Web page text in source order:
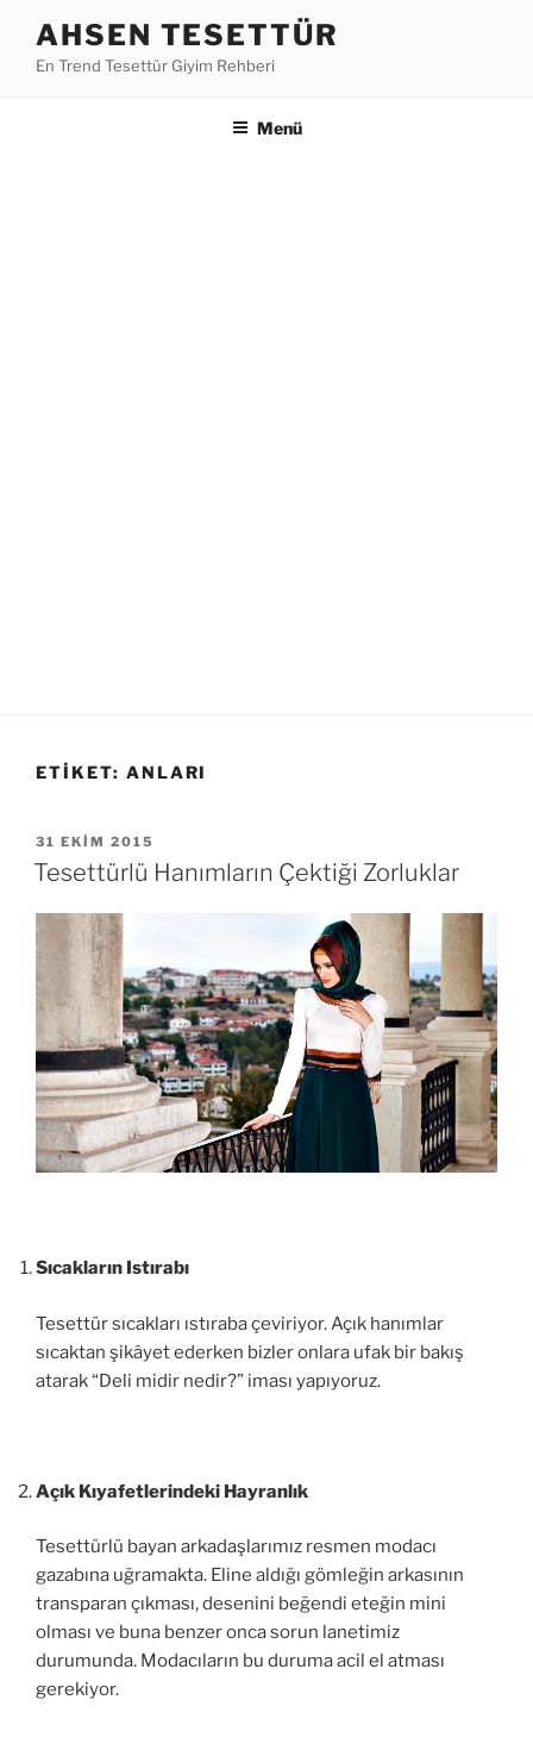
AHSEN TESETTÜR
En Trend Tesettür Giyim Rehberi
Menü
ETIKET: ANLARI
YAYIM
TARIHI
31 EKIM 2015
Tesettürlü Hanımların Çektiği Zorluklar
Sıcakların Istırabı
Tesettür sıcakları ıstıraba çeviriyor. Açık hanımlar
sıcaktan şikâyet ederken bizler onlara ufak bir bakış
atarak “Deli midir nedir?” iması yapıyoruz.
Açık Kıyafetlerindeki Hayranlık
Tesettürlü bayan arkadaşlarımız resmen modacı
gazabına uğramakta. Eline aldığı gömleğin arkasının
transparan çıkması, desenini beğendi eteğin mini
olması ve buna benzer onca sorun lanetimiz
durumunda. Modacıların bu duruma acil el atması
gerekiyor.